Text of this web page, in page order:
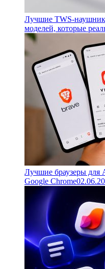
Лучшие TWS-
моделей, которые
Лучшие браузеры для
Google Chrome